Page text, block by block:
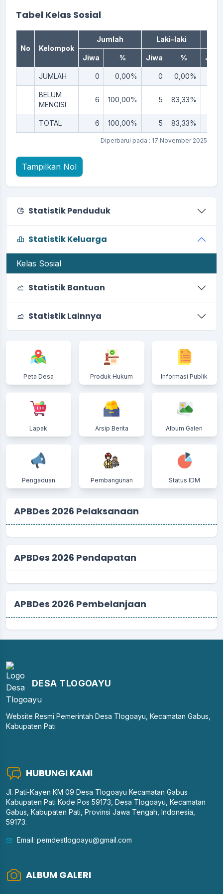
Statistik Penduduk
Statistik Keluarga
Kelas Sosial
Statistik Bantuan
Statistik Lainnya
Tabel Kelas Sosial
No Kelompok
Jumlah Laki-laki
Jiwa % Jiwa % Jiwa
JUMLAH 0 0,00% 0 0,00%
BELUM
MENGISI
6 100,00% 5 83,33%
TOTAL 6 100,00% 5 83,33%
Diperbarui pada : 17 November 2025
Tampilkan Nol
Peta Desa Produk Hukum Informasi Publik
Lapak Arsip Berita Album Galeri
Pengaduan Pembangunan Status IDM
APBDes 2026 Pelaksanaan
APBDes 2026 Pendapatan
APBDes 2026 Pembelanjaan
DESA TLOGOAYU
Website Resmi Pemerintah Desa Tlogoayu, Kecamatan Gabus,
Kabupaten Pati
HUBUNGI KAMI
Jl. Pati-Kayen KM 09 Desa Tlogoayu Kecamatan Gabus
Kabupaten Pati Kode Pos 59173, Desa Tlogoayu, Kecamatan
Gabus, Kabupaten Pati, Provinsi Jawa Tengah, Indonesia,
59173.
Email: pemdestlogoayu@gmail.com
ALBUM GALERI